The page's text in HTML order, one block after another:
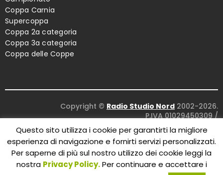
Coppa Carnia
Supercoppa
Coppa 2a categoria
Coppa 3a categoria
Coppa delle Coppe
Copyright © Radio Studio Nord 2002-2026.
P.IVA 01029450309 /
Concept and design:Five Studio
Maintenance:Clyco SRL. All Rights Reserved.
Questo sito utilizza i cookie per garantirti la migliore
esperienza di navigazione e fornirti servizi personalizzati.
Per saperne di più sul nostro utilizzo dei cookie leggi la
nostra Privacy Policy.Per continuare e accettare i